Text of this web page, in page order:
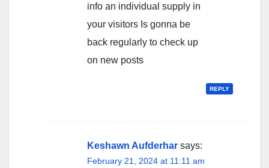
info an individual supply in
your visitors Is gonna be
back regularly to check up
on new posts
REPLY
Keshawn Aufderhar says:
February 21, 2024 at 11:11 am